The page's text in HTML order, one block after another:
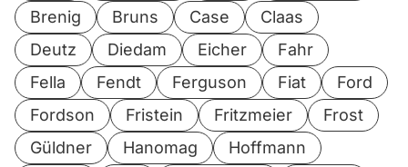
Brenig
Bruns Case
Claas
Deutz
Diedam Eicher
Fahr
Fella
Fendt Ferguson Fiat
Ford
Fordson
Fristein Fritzmeier
Frost
Güldner
Hanomag
Hoffmann